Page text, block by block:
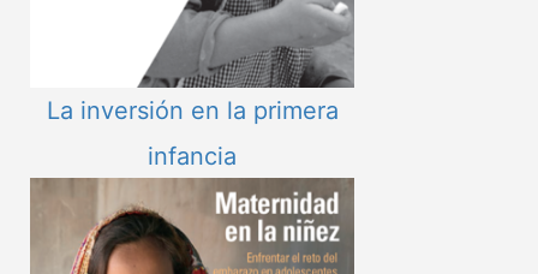
La inversión en la primera
infancia